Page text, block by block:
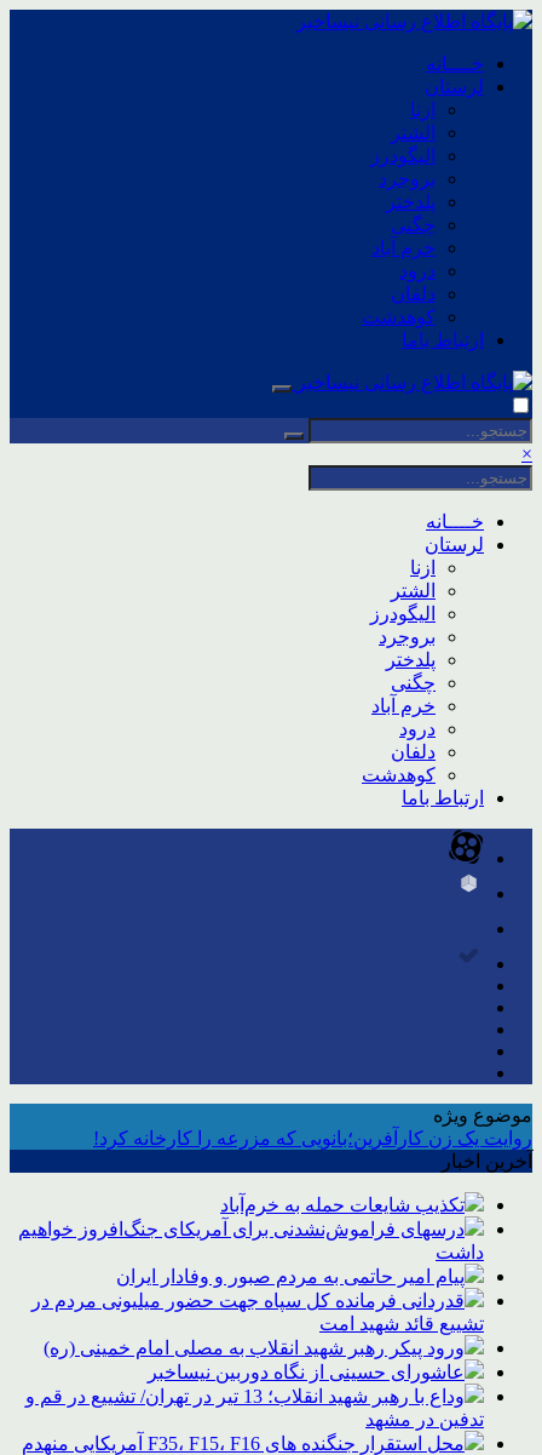
خــــانه
لرستان
ازنا
الشتر
الیگودرز
بروجرد
پلدختر
چگنی
خرم آباد
درود
دلفان
کوهدشت
ارتباط باما
×
خــــانه
لرستان
ازنا
الشتر
الیگودرز
بروجرد
پلدختر
چگنی
خرم آباد
درود
دلفان
کوهدشت
ارتباط باما
موضوع ویژه
روایت یک زن کارآفرین؛بانویی که مزرعه را کارخانه کرد!
آخرین اخبار
تکذیب شایعات حمله به خرم‌آباد
درسهای فراموش‌نشدنی برای آمریکای جنگ‌افروز خواهیم
داشت
پیام امیر حاتمی به مردم صبور و وفادار ایران
قدردانی فرمانده کل سپاه جهت حضور میلیونی مردم در
تشییع قائد شهید امت
ورود پیکر رهبر شهید انقلاب به مصلی امام خمینی (ره)
عاشورای حسینی از نگاه دوربین نیساخبر
وداع با رهبر شهید انقلاب؛ 13 تیر در تهران/ تشییع در قم و
تدفین در مشهد
محل استقرار جنگنده های F35، F15، F16 آمریکایی منهدم